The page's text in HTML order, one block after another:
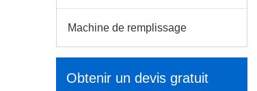
Machine de remplissage
Obtenir un devis gratuit